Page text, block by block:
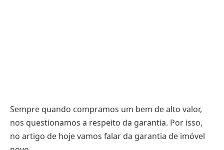
Sempre quando compramos um bem de alto valor,
nos questionamos a respeito da garantia. Por isso,
no artigo de hoje vamos falar da garantia de imóvel